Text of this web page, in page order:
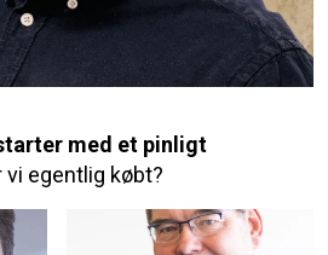
med et pinligt
vi egentlig købt?